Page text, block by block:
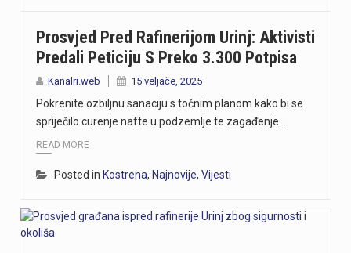
Prosvjed Pred Rafinerijom Urinj: Aktivisti
Predali Peticiju S Preko 3.300 Potpisa
Kanalri.web 15 veljače, 2025
Pokrenite ozbiljnu sanaciju s točnim planom kako bi se
spriječilo curenje nafte u podzemlje te zagađenje…
READ MORE
Posted in Kostrena, Najnovije, Vijesti